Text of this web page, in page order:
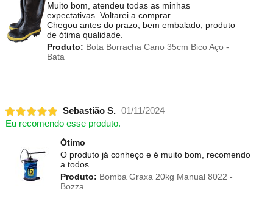
Muito bom, atendeu todas as minhas
expectativas. Voltarei a comprar.
Chegou antes do prazo, bem embalado, produto
de ótima qualidade.
Produto: Bota Borracha Cano 35cm Bico Aço -
Bata
Sebastião S. 01/11/2024
Eu recomendo esse produto.
Ótimo
O produto já conheço e é muito bom, recomendo
a todos.
Produto: Bomba Graxa 20kg Manual 8022 -
Bozza